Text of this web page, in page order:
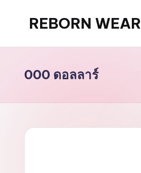
REBORN WEAR
000 ดอลลาร์